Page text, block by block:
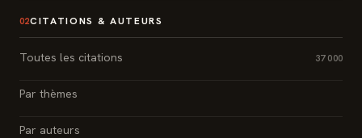
02CITATIONS & AUTEURS
Toutes les citations 37 000
Par thèmes
Par auteurs